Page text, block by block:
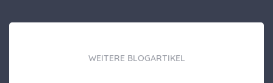
WEITERE BLOGARTIKEL